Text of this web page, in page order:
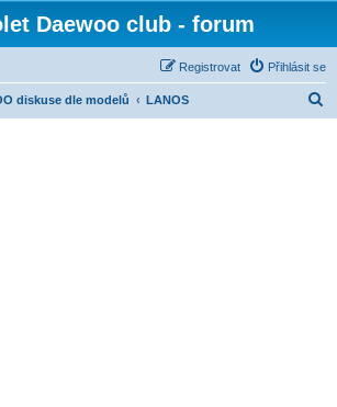
Daewoo club - forum
Přihlásit se
Registrovat
diskuse dle modelů LANOS